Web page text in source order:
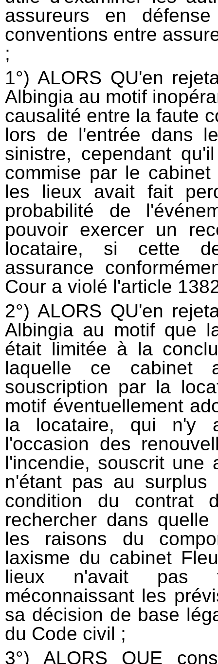
1°) ALORS QU'en
Albingia au motif
causalité entre la faute
lors de l'entrée dans
sinistre, cependant
commise par le
les lieux avait fait
probabilité de
pouvoir exercer un
locataire, si cette
assurance
Cour a violé l'article
2°) ALORS QU'en
Albingia au motif que
était limitée à la
laquelle ce cabinet
souscription par la
motif éventuellement
la locataire, qui n'y
l'occasion des
l'incendie, souscrit une
n'étant pas au
condition du contrat
rechercher dans
les raisons du
laxisme du cabinet
lieux n'avait pas
méconnaissant les
sa décision de base
du Code civil ;
3°) ALORS QUE